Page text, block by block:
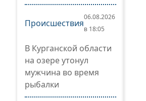
Происшествия
06.08.2026
в 18:05
В Курганской области
на озере утонул
мужчина во время
рыбалки